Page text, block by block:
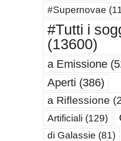
#Supernovae
#Tutti i
(13600)
a Emissione
Aperti (386)
a Riflessione
Artificiali (129)
di Galassie (81)